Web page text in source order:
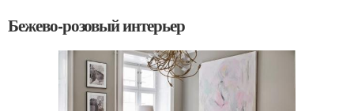
Бежево-розовый интерьер